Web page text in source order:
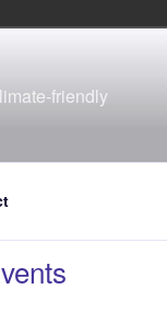
friendly